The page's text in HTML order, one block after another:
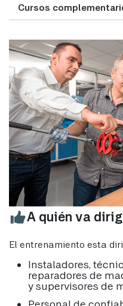
Cursos
A quién va
El entrenamiento esta
Instaladores,
reparadores de
y supervisores de